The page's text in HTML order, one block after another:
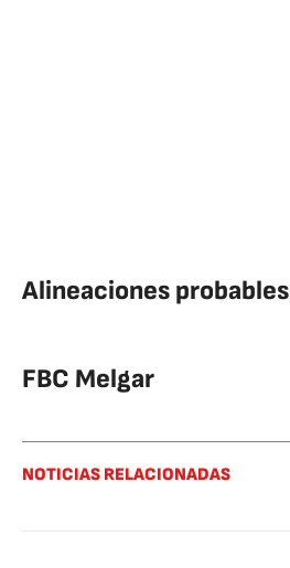
Alineaciones probables
FBC Melgar
NOTICIAS RELACIONADAS